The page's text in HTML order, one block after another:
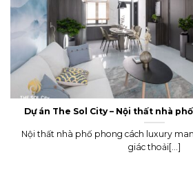
Dự án The Sol City – Nội thất nhà
Nội thất nhà phố phong cách luxury
giác thoải[...]